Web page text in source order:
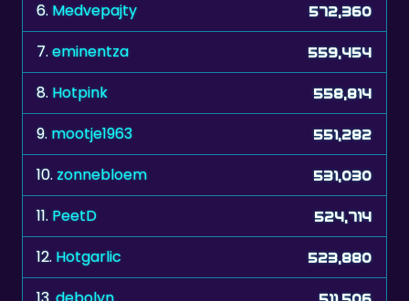
7. eminentza 559,454
8. Hotpink 558,814
9. mootje1963 551,282
10.zonnebloem 531,030
11. PeetD 524,714
12.Hotgarlic 523,880
13. debolyn 511,506
14.mihel111 510,656